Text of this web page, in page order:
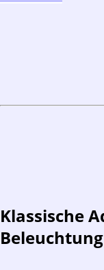
Klassische